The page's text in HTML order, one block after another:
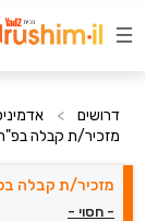
דרושים >
מזכיר/ת קבלה
מזכיר/ת קבלה
- חסוי -